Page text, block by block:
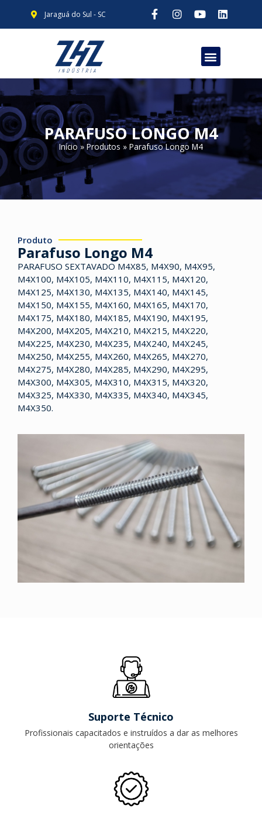
Jaraguá do Sul - SC
PARAFUSO LONGO M4
Início » Produtos » Parafuso Longo M4
Produto
Parafuso Longo M4
PARAFUSO SEXTAVADO M4X85, M4X90, M4X95,
M4X100, M4X105, M4X110, M4X115, M4X120,
M4X125, M4X130, M4X135, M4X140, M4X145,
M4X150, M4X155, M4X160, M4X165, M4X170,
M4X175, M4X180, M4X185, M4X190, M4X195,
M4X200, M4X205, M4X210, M4X215, M4X220,
M4X225, M4X230, M4X235, M4X240, M4X245,
M4X250, M4X255, M4X260, M4X265, M4X270,
M4X275, M4X280, M4X285, M4X290, M4X295,
M4X300, M4X305, M4X310, M4X315, M4X320,
M4X325, M4X330, M4X335, M4X340, M4X345,
M4X350.
Suporte Técnico
Profissionais capacitados e instruídos a dar as melhores
orientações